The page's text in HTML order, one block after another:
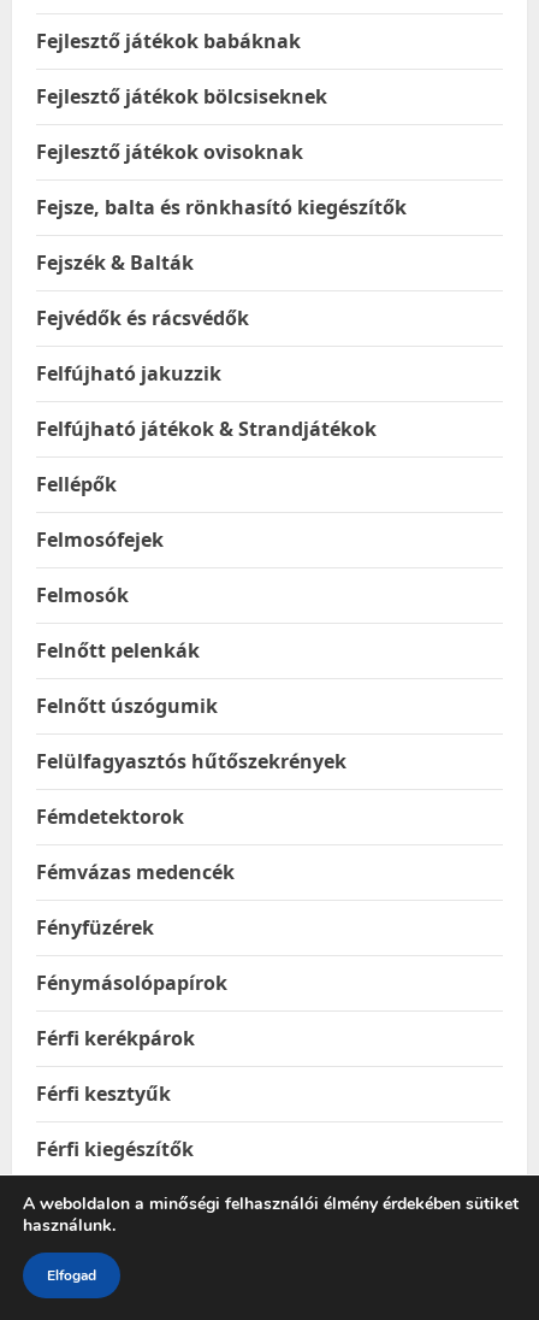
Fejlesztő játékok babáknak
Fejlesztő játékok bölcsiseknek
Fejlesztő játékok ovisoknak
Fejsze, balta és rönkhasító kiegészítők
Fejszék & Balták
Fejvédők és rácsvédők
Felfújható jakuzzik
Felfújható játékok & Strandjátékok
Fellépők
Felmosófejek
Felmosók
Felnőtt pelenkák
Felnőtt úszógumik
Felülfagyasztós hűtőszekrények
Fémdetektorok
Fémvázas medencék
Fényfüzérek
Fénymásolópapírok
Férfi kerékpárok
Férfi kesztyűk
Férfi kiegészítők
Férfi köntösök
Férfi övek
A weboldalon a minőségi felhasználói élmény érdekében sütiket
használunk.
Elfogad